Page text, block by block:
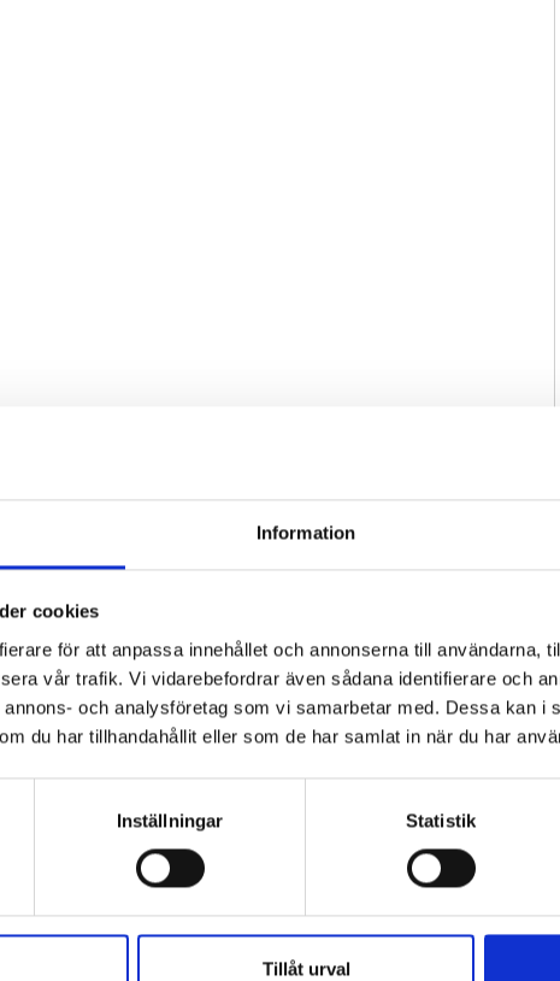
Information
cookies
för att anpassa innehållet och annonserna till användarna,
vår trafik. Vi vidarebefordrar även sådana identifierare och
och analysföretag som vi samarbetar med. Dessa kan i
du har tillhandahållit eller som de har samlat in när du har
Inställningar Statistik
Tillåt urval